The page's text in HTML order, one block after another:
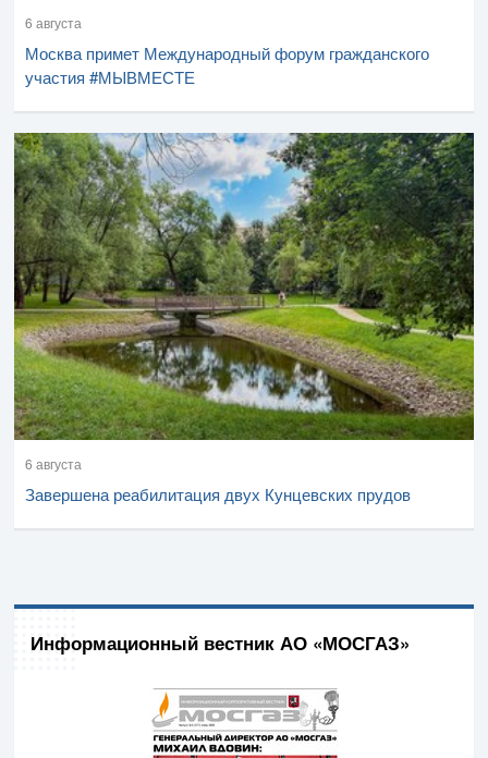
6 августа
Москва примет Международный форум гражданского
участия #МЫВМЕСТЕ
6 августа
Завершена реабилитация двух Кунцевских прудов
Информационный вестник АО «МОСГАЗ»